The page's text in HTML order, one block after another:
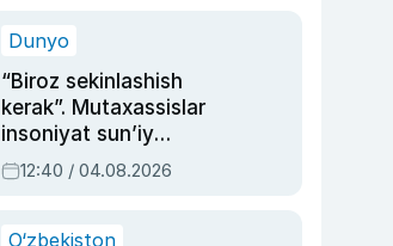
Dunyo
“Biroz sekinlashish
kerak”. Mutaxassislar
insoniyat sun’iy
intellektni boshqara
olmay qolishidan xavotir
12:40 / 04.08.2026
O‘zbekiston